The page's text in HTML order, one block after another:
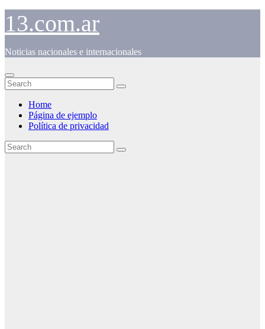
Skip
content
13.com.ar
Noticias nacionales e internacionales
Home
Página de ejemplo
Política de privacidad